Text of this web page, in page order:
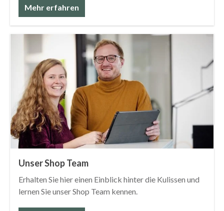
Mehr erfahren
Unser Shop Team
Erhalten Sie hier einen Einblick hinter die Kulissen und
lernen Sie unser Shop Team kennen.